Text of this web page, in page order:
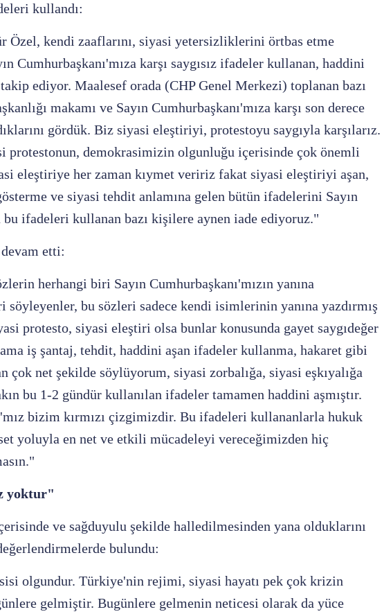
kullandı:
Özel, kendi zaaflarını, siyasi yetersizliklerini örtbas etme
Cumhurbaşkanı'mıza karşı saygısız ifadeler kullanan, haddini
ediyor. Maalesef orada (CHP Genel Merkezi) toplanan bazı
makamı ve Sayın Cumhurbaşkanı'mıza karşı son derece
gördük. Biz siyasi eleştiriyi, protestoyu saygıyla karşılarız.
protestonun, demokrasimizin olgunluğu içerisinde çok önemli
eleştiriye her zaman kıymet veririz fakat siyasi eleştiriyi aşan,
ve siyasi tehdit anlamına gelen bütün ifadelerini Sayın
bu ifadeleri kullanan bazı kişilere aynen iade ediyoruz."
etti:
herhangi biri Sayın Cumhurbaşkanı'mızın yanına
söyleyenler, bu sözleri sadece kendi isimlerinin yanına yazdırmış
protesto, siyasi eleştiri olsa bunlar konusunda gayet saygıdeğer
iş şantaj, tehdit, haddini aşan ifadeler kullanma, hakaret gibi
çok net şekilde söylüyorum, siyasi zorbalığa, siyasi eşkıyalığa
bu 1-2 gündür kullanılan ifadeler tamamen haddini aşmıştır.
bizim kırmızı çizgimizdir. Bu ifadeleri kullananlarla hukuk
yoluyla en net ve etkili mücadeleyi vereceğimizden hiç
yoktur"
ve sağduyulu şekilde halledilmesinden yana olduklarını
bulundu:
olgundur. Türkiye'nin rejimi, siyasi hayatı pek çok krizin
gelmiştir. Bugünlere gelmenin neticesi olarak da yüce